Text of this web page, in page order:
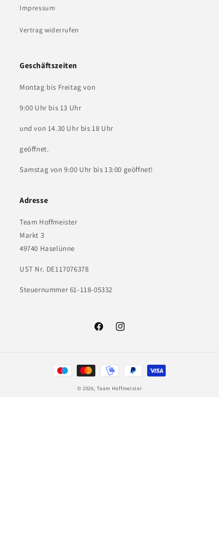
Impressum
Vertrag widerrufen
Geschäftszeiten
Montag bis Freitag von
9:00 Uhr bis 13 Uhr
und von 14.30 Uhr bis 18 Uhr
geöffnet.
Samstag von 9:00 Uhr bis 13:00 geöffnet!
Adresse
Team Hoffmeister
Markt 3
49740 Haselünne
UST Nr. DE117076378
Steuernummer 61-118-05332
FacebookInstagram
Zahlungsmethoden
© 2026,Team Hoffmeister